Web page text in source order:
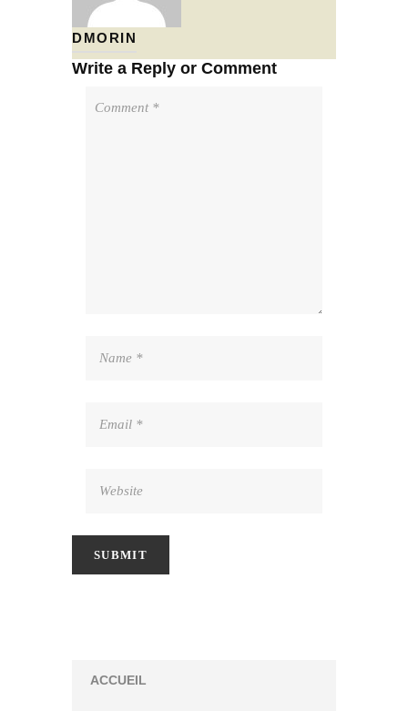
DMORIN
Write a Reply or Comment
ACCUEIL